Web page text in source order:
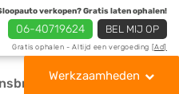
verkopen? Gratis laten ophalen!
06-40719624 BEL MIJ OP
Gratis ophalen - Altijd een vergoeding [Ad]
Werkzaamheden